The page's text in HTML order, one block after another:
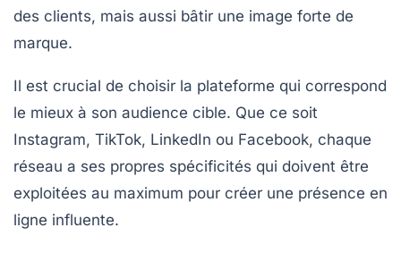
des clients, mais aussi bâtir une image forte de
marque.
Il est crucial de choisir la plateforme qui correspond
le mieux à son audience cible. Que ce soit
Instagram, TikTok, LinkedIn ou Facebook, chaque
réseau a ses propres spécificités qui doivent être
exploitées au maximum pour créer une présence en
ligne influente.